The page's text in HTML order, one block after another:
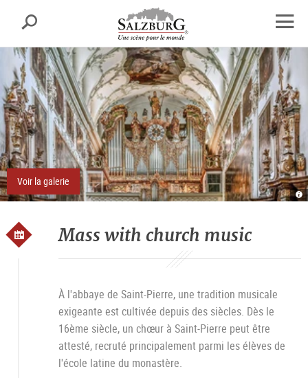
sr.skipnav.Zum
Inhalt
springen
sr.skipnav.Zum
Hauptmenü
springen
sr.skipnav.Zu
den
Kontaktinformationen
Recherche
la
Voir la galerie
Mass with church music
À l'abbaye de Saint-Pierre, une tradition musicale
exigeante est cultivée depuis des siècles. Dès le
16ème siècle, un chœur à Saint-Pierre peut être
attesté, recruté principalement parmi les élèves de
l'école latine du monastère.